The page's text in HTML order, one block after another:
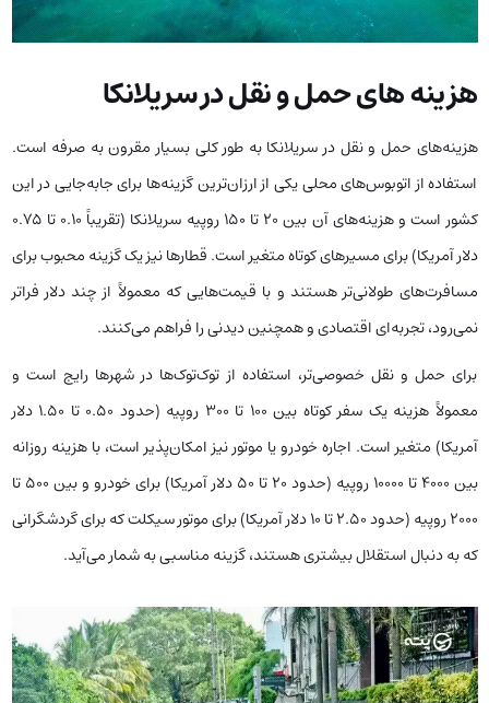
هزینه های حمل و نقل در سریلانکا
هزینه‌های حمل و نقل در سریلانکا به طور کلی بسیار مقرون به صرفه است.
استفاده از اتوبوس‌های محلی یکی از ارزان‌ترین گزینه‌ها برای جابه‌جایی در این
کشور است و هزینه‌های آن بین 20 تا 150 روپیه سریلانکا (تقریباً 0.10 تا 0.75
دلار آمریکا) برای مسیرهای کوتاه متغیر است. قطارها نیز یک گزینه محبوب برای
مسافرت‌های طولانی‌تر هستند و با قیمت‌هایی که معمولاً از چند دلار فراتر
نمی‌رود، تجربه‌ای اقتصادی و همچنین دیدنی را فراهم می‌کنند.
برای حمل و نقل خصوصی‌تر، استفاده از توک‌توک‌ها در شهرها رایج است و
معمولاً هزینه یک سفر کوتاه بین 100 تا 300 روپیه (حدود 0.50 تا 1.50 دلار
آمریکا) متغیر است. اجاره خودرو یا موتور نیز امکان‌پذیر است، با هزینه روزانه
بین 4000 تا 10000 روپیه (حدود 20 تا 50 دلار آمریکا) برای خودرو و بین 500 تا
2000 روپیه (حدود 2.50 تا 10 دلار آمریکا) برای موتور سیکلت که برای گردشگرانی
که به دنبال استقلال بیشتری هستند، گزینه مناسبی به شمار می‌آید.